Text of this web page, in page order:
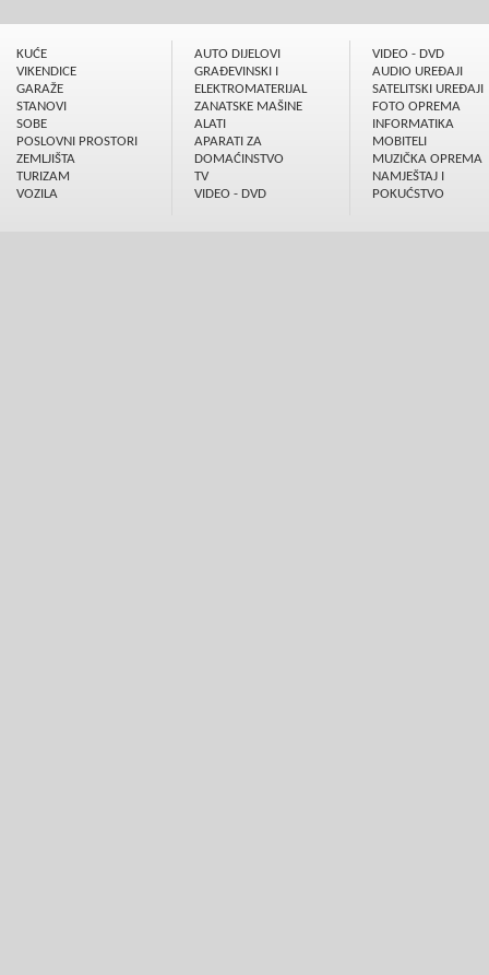
KUĆE
VIKENDICE
GARAŽE
STANOVI
SOBE
POSLOVNI PROSTORI
ZEMLJIŠTA
TURIZAM
VOZILA
AUTO DIJELOVI
GRAÐEVINSKI I
ELEKTROMATERIJAL
ZANATSKE MAŠINE
ALATI
APARATI ZA
DOMAĆINSTVO
TV
VIDEO - DVD
VIDEO - DVD
AUDIO UREÐAJI
SATELITSKI UREÐAJI
FOTO OPREMA
INFORMATIKA
MOBITELI
MUZIČKA OPREMA
NAMJEŠTAJ I
POKUĆSTVO